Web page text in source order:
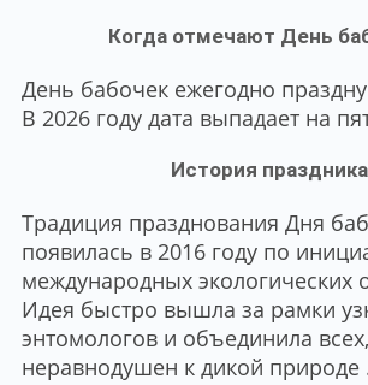
Когда отмечают День
День бабочек ежегодно
В 2026 году дата выпадает на
История праздника
Традиция празднования Дня
появилась в 2016 году по
международных экологических
Идея быстро вышла за рамки
энтомологов и объединила
неравнодушен к дикой природе